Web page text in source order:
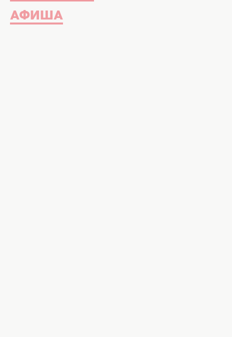
АФИША
ненужных
Часто лучшие помощники для